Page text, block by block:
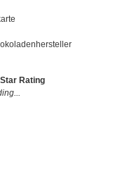
Rating